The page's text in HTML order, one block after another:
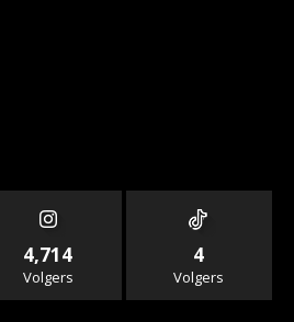
4,714
Volgers
4
Volgers